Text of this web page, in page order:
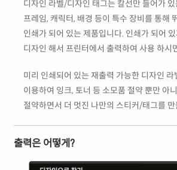
디자인 라벨/디자인 태그는 칼선만 들어가
프레임, 캐릭터, 배경 등이 특수 장비를 통해
인쇄가 되어 있는 제품입니다. 인쇄가 되어
디자인 해서 프린터에서 출력하여 사용 하시
미리 인쇄되어 있는 재출력 가능한 디자인
이용하여 잉크, 토너 등 소모품 절약 뿐만 아
절약하면서 더 멋진 나만의 스티커/태그를 만
출력은 어떻게?